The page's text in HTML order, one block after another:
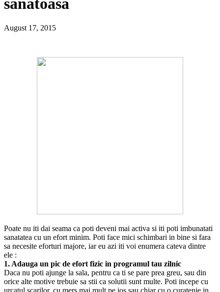
sanatoasa
August 17, 2015
Poate nu iti dai seama ca poti deveni mai activa si iti poti imbunatati
sanatatea cu un efort minim. Poti face mici schimbari in bine si fara
sa necesite eforturi majore, iar eu azi iti voi enumera cateva dintre
ele :
1. Adauga un pic de efort fizic in programul tau zilnic
Daca nu poti ajunge la sala, pentru ca ti se pare prea greu, sau din
orice alte motive trebuie sa stii ca solutii sunt multe. Poti incepe cu
urcatul scarilor, cu mers mai mult pe jos sau chiar cu o curatenie in